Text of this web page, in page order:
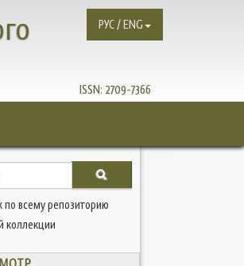
ISSN: 2709-7366
РУС / ENG
по всему репозиторию
коллекции